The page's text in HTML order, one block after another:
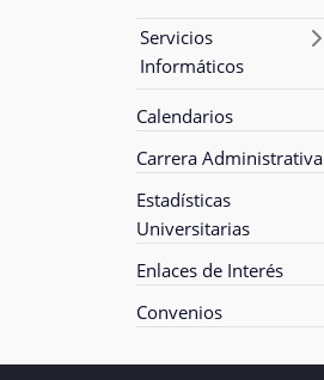
Servicios
Informáticos
Calendarios
Carrera Administrativa
Estadísticas
Universitarias
Enlaces de Interés
Convenios